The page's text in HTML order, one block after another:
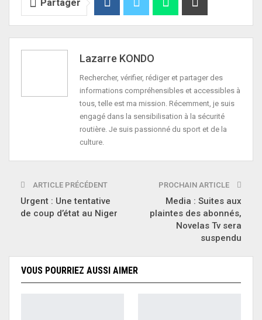
Partager
Lazarre KONDO
Rechercher, vérifier, rédiger et partager des
informations compréhensibles et accessibles à
tous, telle est ma mission. Récemment, je suis
engagé dans la sensibilisation à la sécurité
routière. Je suis passionné du sport et de la
culture.
ARTICLE PRÉCÉDENT
Urgent : Une tentative
de coup d’état au Niger
PROCHAIN ARTICLE
Media : Suites aux
plaintes des abonnés,
Novelas Tv sera
suspendu
VOUS POURRIEZ AUSSI AIMER